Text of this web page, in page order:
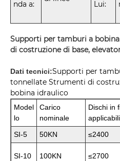
nda a:
Lui:
Supporti per tamburi a
di costruzione di base,
Dati tecnici:Supporti per
tonnellate Strumenti di
bobina idraulico
Model
lo
Carico
nominale
Dischi in
applicabili
SI-5 50KN ≤2400
SI-10 100KN ≤2700